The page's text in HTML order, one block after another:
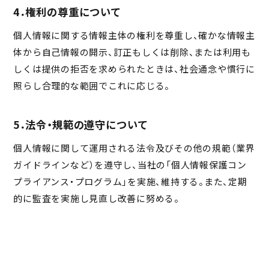
4．権利の尊重について
個人情報に関する情報主体の権利を尊重し、確かな情報主
体から自己情報の開示、訂正もしくは削除、または利用も
しくは提供の拒否を求められたときは、社会通念や慣行に
照らし合理的な範囲でこれに応じる。
5．法令・規範の遵守について
個人情報に関して運用される法令及びその他の規範（業界
ガイドラインなど）を遵守し、当社の「個人情報保護コン
プライアンス・プログラム」を実施、維持する。また、定期
的に監査を実施し見直し改善に努める。